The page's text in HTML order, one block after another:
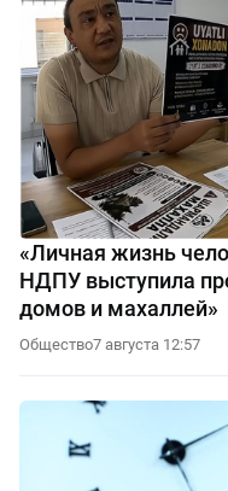
«Личная жизнь
НДПУ выступила
домов и махаллей»
Общество7 августа 12:57